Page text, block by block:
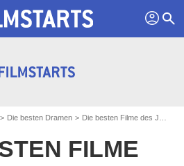
profil search
Die besten Dramen Die besten Filme des Jahres 2013
FILME